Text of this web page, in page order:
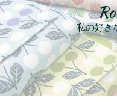
コ
テ
ツ
へ
ス
キ
私の好き